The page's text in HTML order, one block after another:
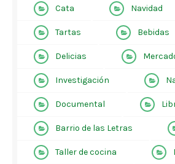
Cata Navidad
Tartas Bebidas
Delicias
Investigación
Documental
Barrio de las Letras
Taller de cocina